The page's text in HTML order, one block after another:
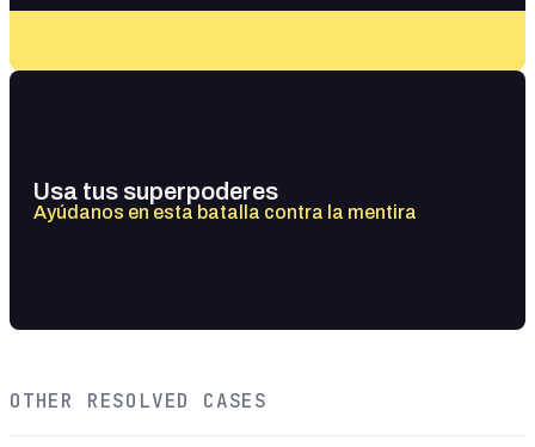
Usa tus superpoderes
Ayúdanos en esta batalla contra la mentira
OTHER RESOLVED CASES